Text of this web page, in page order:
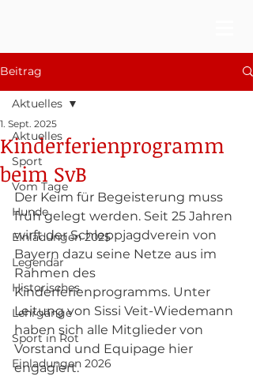
Beitrag
Aktuelles
Sport
Vom Tage
Hunde
Einladungen 2025
Legendär
Historisches
Lehrgänge
Sport in Rot
Einladungen 2026
Aktuelles
Kinderferienprogramm
beim SvB
1. Sept. 2025
Der Keim für Begeisterung muss
früh gelegt werden. Seit 25 Jahren
wirft der Schleppjagdverein von
Bayern dazu seine Netze aus im
Rahmen des
Kinderferienprogramms. Unter
Leitung von Sissi Veit-Wiedemann
haben sich alle Mitglieder von
Vorstand und Equipage hier
engagiert.